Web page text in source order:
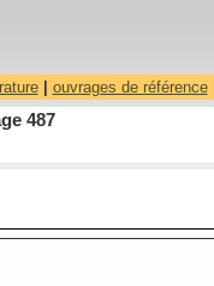
| ouvrages de référence|
487